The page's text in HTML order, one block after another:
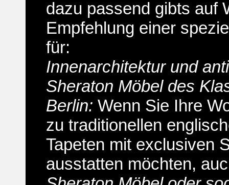
dazu passend gibts auf
Empfehlung einer
für:
Innenarchitektur und
Sheraton Möbel des
Berlin: Wenn Sie Ihre
zu traditionellen
Tapeten mit exclusiven
ausstatten möchten,